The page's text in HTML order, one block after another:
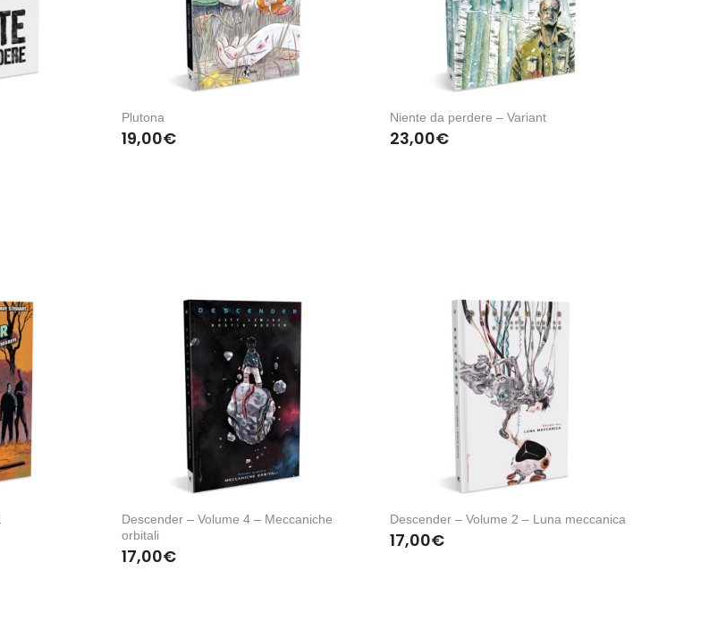
Plutona
19,00€
Niente da perdere – Variant
23,00€
Descender – Volume 4 – Meccaniche
orbitali
17,00€
Descender – Volume 2 – Luna meccanica
17,00€